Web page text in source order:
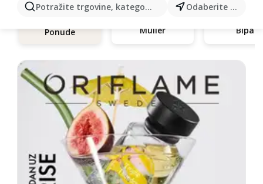
Potražite trgovine, kategorije, proizvode... Odaberite grad
Ponude Müller Bipa